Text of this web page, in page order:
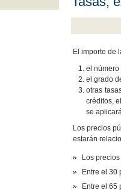
El importe de
el número
el grado
otras
créditos,
se
Los precios
estarán
Los
Entre el 30
Entre el 65